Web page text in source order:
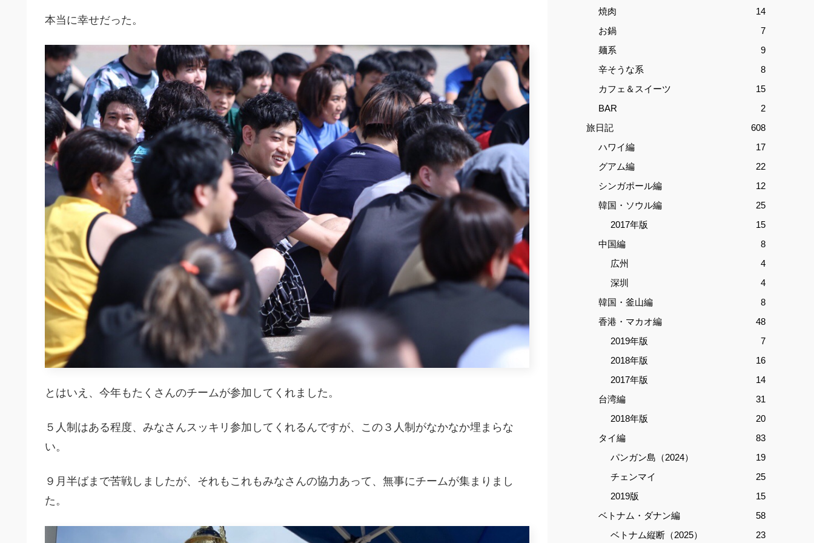
本当に幸せだった。
とはいえ、今年もたくさんのチームが参加してくれました。
５人制はある程度、みなさんスッキリ参加してくれるんですが、この３人制がなかなか埋まらな
い。
９月半ばまで苦戦しましたが、それもこれもみなさんの協力あって、無事にチームが集まりまし
た。
焼肉
14
お鍋
7
麺系
9
辛そうな系
8
カフェ＆スイーツ
15
BAR
2
旅日記
608
ハワイ編
17
グアム編
22
シンガポール編
12
韓国・ソウル編
25
2017年版
15
中国編
8
広州
4
深圳
4
韓国・釜山編
8
香港・マカオ編
48
2019年版
7
2018年版
16
2017年版
14
台湾編
31
2018年版
20
タイ編
83
パンガン島（2024）
19
チェンマイ
25
2019版
15
ベトナム・ダナン編
58
ベトナム縦断（2025）
23